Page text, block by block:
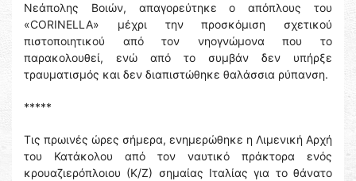
Νεάπολης Βοιών, απαγορεύτηκε ο απόπλους του
«CORINELLA» μέχρι την προσκόμιση σχετικού
πιστοποιητικού από τον νηογνώμονα που το
παρακολουθεί, ενώ από το συμβάν δεν υπήρξε
τραυματισμός και δεν διαπιστώθηκε θαλάσσια ρύπανση.
*****
Τις πρωινές ώρες σήμερα, ενημερώθηκε η Λιμενική Αρχή
του Κατάκολου από τον ναυτικό πράκτορα ενός
κρουαζιερόπλοιου (Κ/Ζ) σημαίας Ιταλίας για το θάνατο